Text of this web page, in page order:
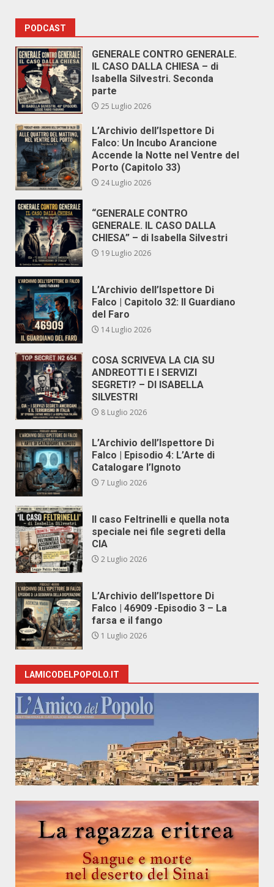
PODCAST
GENERALE CONTRO GENERALE.
IL CASO DALLA CHIESA – di
Isabella Silvestri. Seconda
parte
25 Luglio 2026
L’Archivio dell’Ispettore Di
Falco: Un Incubo Arancione
Accende la Notte nel Ventre del
Porto (Capitolo 33)
24 Luglio 2026
“GENERALE CONTRO
GENERALE. IL CASO DALLA
CHIESA” – di Isabella Silvestri
19 Luglio 2026
L’Archivio dell’Ispettore Di
Falco | Capitolo 32: Il Guardiano
del Faro
14 Luglio 2026
COSA SCRIVEVA LA CIA SU
ANDREOTTI E I SERVIZI
SEGRETI? – DI ISABELLA
SILVESTRI
8 Luglio 2026
L’Archivio dell’Ispettore Di
Falco | Episodio 4: L’Arte di
Catalogare l’Ignoto
7 Luglio 2026
Il caso Feltrinelli e quella nota
speciale nei file segreti della
CIA
2 Luglio 2026
L’Archivio dell’Ispettore Di
Falco | 46909 -Episodio 3 – La
farsa e il fango
1 Luglio 2026
LAMICODELPOPOLO.IT